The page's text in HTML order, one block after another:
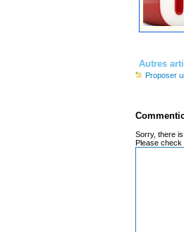
Autres
Proposer
Sorry, there
Please check